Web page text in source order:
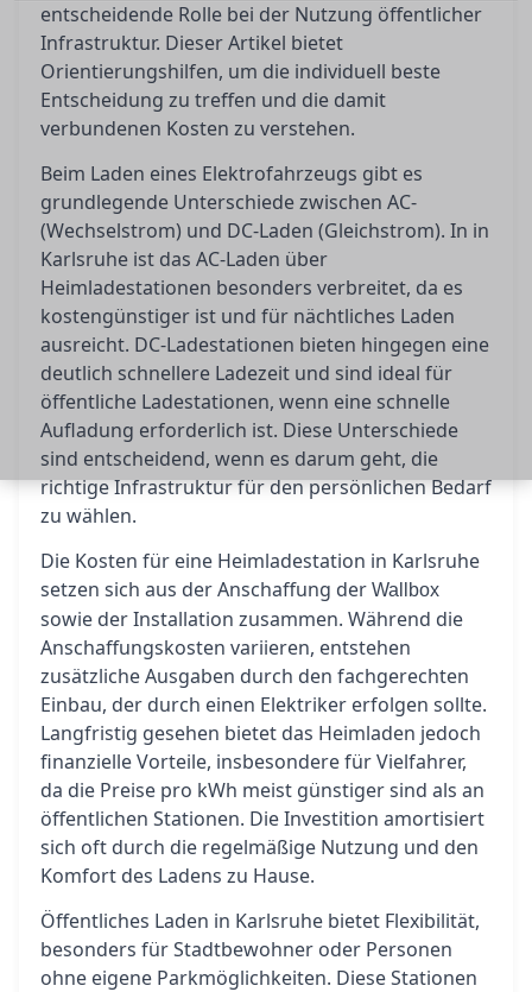
entscheidende Rolle bei der Nutzung öffentlicher
Infrastruktur. Dieser Artikel bietet
Orientierungshilfen, um die individuell beste
Entscheidung zu treffen und die damit
verbundenen Kosten zu verstehen.
Beim Laden eines Elektrofahrzeugs gibt es
grundlegende Unterschiede zwischen AC-
(Wechselstrom) und DC-Laden (Gleichstrom). In in
Karlsruhe ist das AC-Laden über
Heimladestationen besonders verbreitet, da es
kostengünstiger ist und für nächtliches Laden
ausreicht. DC-Ladestationen bieten hingegen eine
deutlich schnellere Ladezeit und sind ideal für
öffentliche Ladestationen, wenn eine schnelle
Aufladung erforderlich ist. Diese Unterschiede
sind entscheidend, wenn es darum geht, die
richtige Infrastruktur für den persönlichen Bedarf
zu wählen.
Die Kosten für eine Heimladestation in Karlsruhe
setzen sich aus der Anschaffung der Wallbox
sowie der Installation zusammen. Während die
Anschaffungskosten variieren, entstehen
zusätzliche Ausgaben durch den fachgerechten
Einbau, der durch einen Elektriker erfolgen sollte.
Langfristig gesehen bietet das Heimladen jedoch
finanzielle Vorteile, insbesondere für Vielfahrer,
da die Preise pro kWh meist günstiger sind als an
öffentlichen Stationen. Die Investition amortisiert
sich oft durch die regelmäßige Nutzung und den
Komfort des Ladens zu Hause.
Öffentliches Laden in Karlsruhe bietet Flexibilität,
besonders für Stadtbewohner oder Personen
ohne eigene Parkmöglichkeiten. Diese Stationen